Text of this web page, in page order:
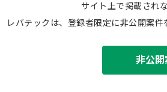
サイト上で掲載され
レバテックは、登録者限定に非公開案
非公